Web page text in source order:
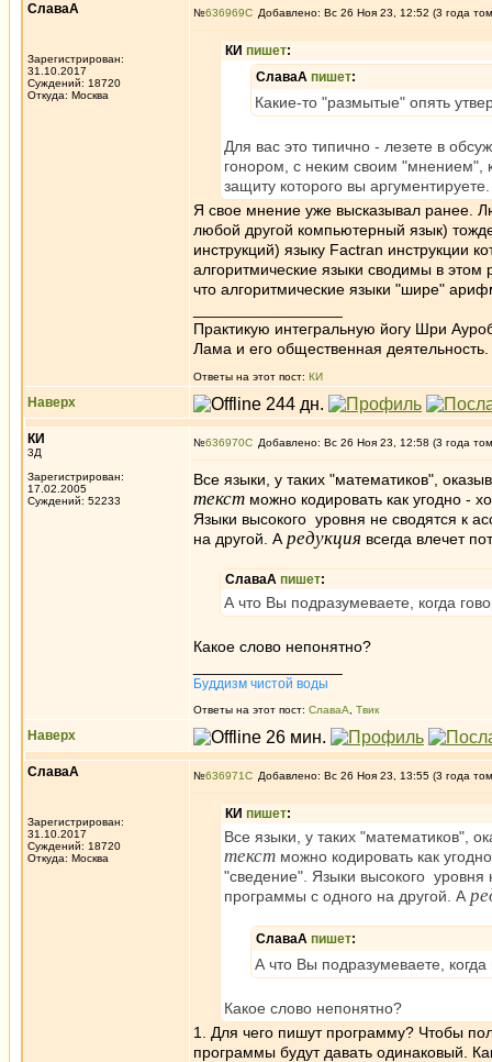
СлаваА
Зарегистрирован:
31.10.2017
Суждений: 18720
Откуда: Москва
№636969 Добавлено: Вс 26 Ноя 23, 12:52 (3 года
КИ пишет:
СлаваА пишет:
Какие-то "размытые" опять
Для вас это типично - лезете в
гонором, с неким своим "мнением",
защиту которого вы аргументируете.
Я свое мнение уже высказывал ранее.
любой другой компьютерный язык)
инструкций) языку Factran инструкции
алгоритмические языки сводимы в этом
что алгоритмические языки "шире"
Практикую интегральную йогу Шри
Лама и его общественная деятельность.
Ответы на этот пост: КИ
Наверх
КИ
3Д
Зарегистрирован:
17.02.2005
Суждений: 52233
№636970 Добавлено: Вс 26 Ноя 23, 12:58 (3 года
Все языки, у таких "математиков",
текст можно кодировать как угодно -
Языки высокого уровня не сводятся к
на другой. А редукция всегда влечет
СлаваА пишет:
А что Вы подразумеваете, когда
Какое слово непонятно?
Буддизм чистой воды
Ответы на этот пост: СлаваА Твик
Наверх
СлаваА
Зарегистрирован:
31.10.2017
Суждений: 18720
Откуда: Москва
№636971 Добавлено: Вс 26 Ноя 23, 13:55 (3 года
КИ пишет:
Все языки, у таких "математиков",
текст можно кодировать как
"сведение". Языки высокого уровня
программы с одного на другой. А
СлаваА пишет:
А что Вы подразумеваете,
Какое слово непонятно?
1. Для чего пишут программу? Чтобы
программы будут давать одинаковый.